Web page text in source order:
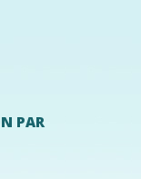
PAR